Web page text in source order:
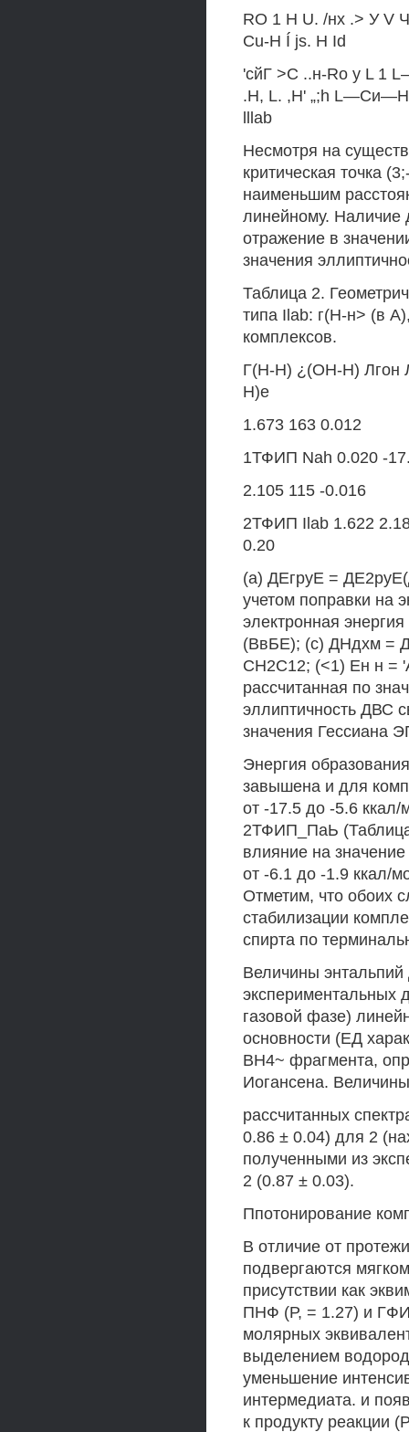
RO 1 Н U. /нх .> У V
Cu-H Í js. H Id
'сйГ >С ..н-Ro у L 1
.H, L. ,H' „;h
lllab
Несмотря на
критическая точка
наименьшим
линейному. Наличие
отражение в
значения
Таблица 2.
типа Ilab: г(Н-н> (в
комплексов.
Г(Н-Н) ¿(OH-H) Лгон
Н)е
1.673 163 0.012
1ТФИП Nah 0.020 -
2.105 115 -0.016
2ТФИП Ilab 1.622
0.20
(а) ДЕгруЕ =
учетом поправки на
электронная
(ВвБЕ); (с) ДНдхм =
СН2С12; (<1) Ен н =
рассчитанная по
эллиптичность ДВС
значения Гессиана
Энергия
завышена и для
от -17.5 до -5.6
2ТФИП_ПаЬ
влияние на
от -6.1 до -1.9 ккал/
Отметим, что обоих
стабилизации
спирта по
Величины
экспериментальных
газовой фазе)
основности (ЕД
ВН4~ фрагмента,
Иогансена.
рассчитанных
0.86 ± 0.04) для 2
полученными из
2 (0.87 ± 0.03).
Ппотонирование
В отличие от
подвергаются
присутствии как
ПНФ (Р, = 1.27) и
молярных
выделением
уменьшение
интермедиата. и
к продукту реакции